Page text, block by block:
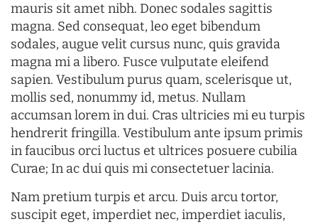
mauris sit amet nibh. Donec sodales sagittis
magna. Sed consequat, leo eget bibendum
sodales, augue velit cursus nunc, quis gravida
magna mi a libero. Fusce vulputate eleifend
sapien. Vestibulum purus quam, scelerisque ut,
mollis sed, nonummy id, metus. Nullam
accumsan lorem in dui. Cras ultricies mi eu turpis
hendrerit fringilla. Vestibulum ante ipsum primis
in faucibus orci luctus et ultrices posuere cubilia
Curae; In ac dui quis mi consectetuer lacinia.
Nam pretium turpis et arcu. Duis arcu tortor,
suscipit eget, imperdiet nec, imperdiet iaculis,